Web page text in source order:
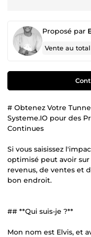
Proposé par
Vente au
# Obtenez Votre
Systeme.IO pour des
Continues
Si vous saisissez
optimisé peut avoir
revenus, de ventes et
bon endroit.
## **Qui suis-je ?**
Mon nom est Elvis, et